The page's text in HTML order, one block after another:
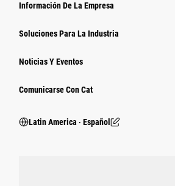
Información De La Empresa
Soluciones Para La Industria
Noticias Y Eventos
Comunicarse Con Cat
Latin America ‧ Español